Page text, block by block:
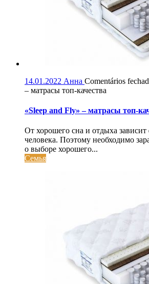
14.01.2022 Анна Comentários
– матрасы топ-качества
«Sleep and Fly» – матрасы топ-
От хорошего сна и отдыха зависит
человека. Поэтому необходимо
о выборе хорошего...
Семья